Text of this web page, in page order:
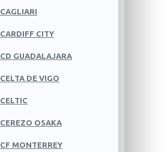
CAGLIARI
CARDIFF CITY
CD GUADALAJARA
CELTA DE VIGO
CELTIC
CEREZO OSAKA
CF MONTERREY